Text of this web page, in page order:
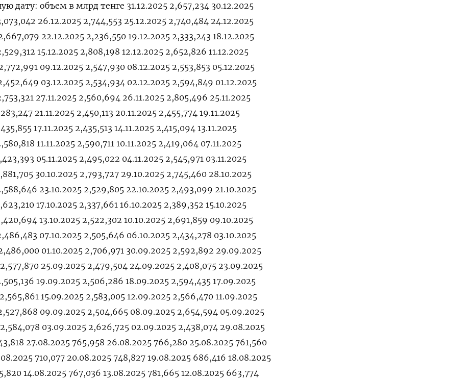
дату: объем в млрд ⁠тенге 31.12.2025 2,657,234 30.12.2025
26.12.2025 2,744,553 25.12.2025 2,740,484 24.12.2025
22.12.2025 2,236,550 19.12.2025 2,333,243 18.12.2025
15.12.2025 2,808,198 12.12.2025 2,652,826 11.12.2025
09.12.2025 2,547,930 08.12.2025 2,553,853 05.12.2025
03.12.2025 2,534,934 02.12.2025 2,594,849 01.12.2025
27.11.2025 2,560,694 26.11.2025 2,805,496 25.11.2025
21.11.2025 2,450,113 20.11.2025 2,455,774 19.11.2025
17.11.2025 2,435,513 14.11.2025 2,415,094 13.11.2025
11.11.2025 2,590,711 10.11.2025 2,419,064 07.11.2025
05.11.2025 2,495,022 04.11.2025 2,545,971 03.11.2025
30.10.2025 2,793,727 29.10.2025 2,745,460 28.10.2025
23.10.2025 2,529,805 22.10.2025 2,493,099 21.10.2025
17.10.2025 2,337,661 16.10.2025 2,389,352 15.10.2025
13.10.2025 2,522,302 10.10.2025 2,691,859 09.10.2025
07.10.2025 2,505,646 06.10.2025 2,434,278 03.10.2025
01.10.2025 2,706,971 30.09.2025 2,592,892 29.09.2025
25.09.2025 2,479,504 24.09.2025 2,408,075 23.09.2025
19.09.2025 2,506,286 18.09.2025 2,594,435 17.09.2025
15.09.2025 2,583,005 12.09.2025 2,566,470 11.09.2025
09.09.2025 2,504,665 08.09.2025 2,654,594 05.09.2025
03.09.2025 2,626,725 02.09.2025 2,438,074 29.08.2025
27.08.2025 765,958 26.08.2025 766,280 25.08.2025 761,560
710,077 20.08.2025 748,827 19.08.2025 686,416 18.08.2025
14.08.2025 767,036 13.08.2025 781,665 12.08.2025 663,774